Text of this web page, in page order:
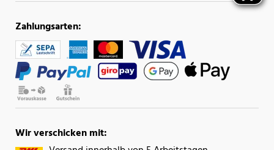
Zahlungsarten:
Wir verschicken mit: